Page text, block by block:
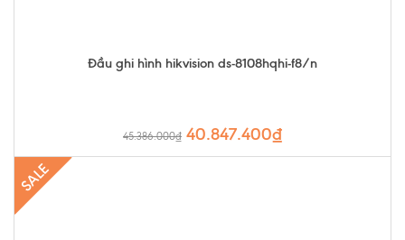
Đầu ghi hình hikvision ds-8108hqhi-f8/n
45.386.000₫ 40.847.400₫
SALE